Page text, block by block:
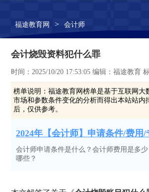
福途教育网 > 会计师
会计烧毁资料犯什么罪
时间：2025/10/20 17:53:05 编辑：福途教育
榜单说明：福途教育网榜单是基于互联网大
市场和参数条件变化的分析而得出本站站内
后，仅供参考。
2024年【会计师】申请条件/费用/
会计师申请条件是什么？会计师费用是多
哪些？